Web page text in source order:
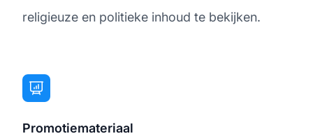
religieuze en politieke inhoud te bekijken.
Promotiemateriaal